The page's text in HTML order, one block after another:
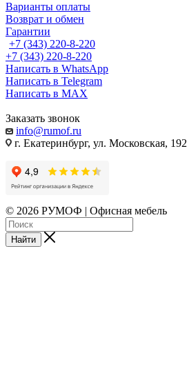
Варианты оплаты
Возврат и обмен
Гарантии
+7 (343) 220-8-220
+7 (343) 220-8-220
Написать в WhatsApp
Написать в Telegram
Написать в MAX
Заказать звонок
info@rumof.ru
г. Екатеринбург, ул. Московская, 192
© 2026 РУМОФ | Офисная мебель
Найти